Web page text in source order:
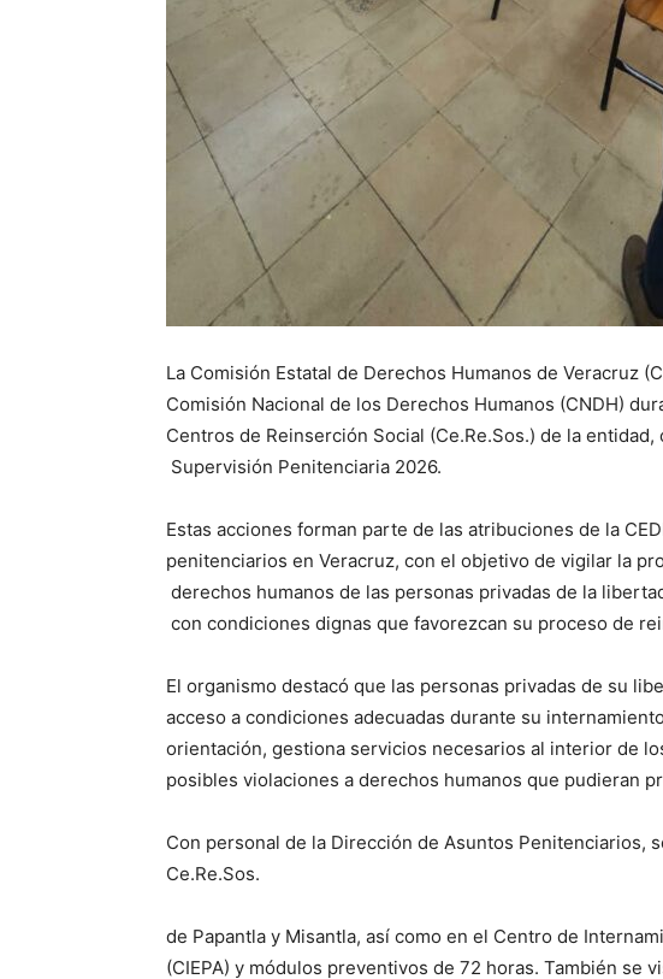
La Comisión Estatal de Derechos Humanos de Veracruz
Comisión Nacional de los Derechos Humanos (CNDH)
Centros de Reinserción Social (Ce.Re.Sos.) de la
Supervisión Penitenciaria 2026.
Estas acciones forman parte de las atribuciones de la
penitenciarios en Veracruz, con el objetivo de vigilar la
derechos humanos de las personas privadas de la
con condiciones dignas que favorezcan su proceso de
El organismo destacó que las personas privadas de su
acceso a condiciones adecuadas durante su
orientación, gestiona servicios necesarios al interior de
posibles violaciones a derechos humanos que pudieran
Con personal de la Dirección de Asuntos Penitenciarios,
Ce.Re.Sos.
de Papantla y Misantla, así como en el Centro de
(CIEPA) y módulos preventivos de 72 horas. También se